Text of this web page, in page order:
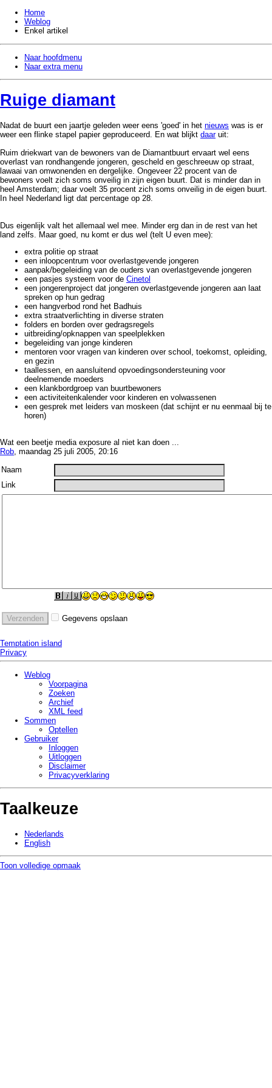
Home
Weblog
Enkel artikel
Naar hoofdmenu
Naar extra menu
Ruige diamant
Nadat de buurt een jaartje geleden weer eens 'goed' in het nieuws was is er
weer een flinke stapel papier geproduceerd. En wat blijkt daaruit:
Ruim driekwart van de bewoners van de Diamantbuurt ervaart wel eens
overlast van rondhangende jongeren, gescheld en geschreeuw op straat,
lawaai van omwonenden en dergelijke. Ongeveer 22 procent van de
bewoners voelt zich soms onveilig in zijn eigen buurt. Dat is minder dan in
heel Amsterdam; daar voelt 35 procent zich soms onveilig in de eigen buurt.
In heel Nederland ligt dat percentage op 28.
Dus eigenlijk valt het allemaal wel mee. Minder erg dan in de rest van het
land zelfs. Maar goed, nu komt er dus wel (telt U even mee):
extra politie op straat
een inloopcentrum voor overlastgevende jongeren
aanpak/begeleiding van de ouders van overlastgevende jongeren
een pasjes systeem voor de Cinetol
een jongerenproject dat jongeren overlastgevende jongeren aan laat
spreken op hun gedrag
een hangverbod rond het Badhuis
extra straatverlichting in diverse straten
folders en borden over gedragsregels
uitbreiding/opknappen van speelplekken
begeleiding van jonge kinderen
mentoren voor vragen van kinderen over school, toekomst, opleiding,
en gezin
taallessen, en aansluitend opvoedingsondersteuning voor
deelnemende moeders
een klankbordgroep van buurtbewoners
een activiteitenkalender voor kinderen en volwassenen
een gesprek met leiders van moskeen (dat schijnt er nu eenmaal bij te
horen)
Wat een beetje media exposure al niet kan doen ...
Rob , maandag 25 juli 2005, 20:16
Naam
Link
Gegevens opslaan
Temptation island
Privacy
Weblog
Voorpagina
Zoeken
Archief
XML feed
Sommen
Optellen
Gebruiker
Inloggen
Uitloggen
Disclaimer
Privacy­verklaring
Taalkeuze
Nederlands
English
Toon volledige opmaak